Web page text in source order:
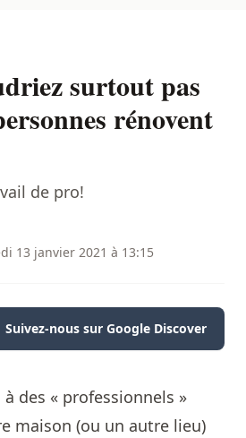
surtout pas
rénovent
de pro!
13 janvier 2021 à 13:15
Suivez-nous sur Google Discover
à des « professionnels »
maison (ou un autre lieu)